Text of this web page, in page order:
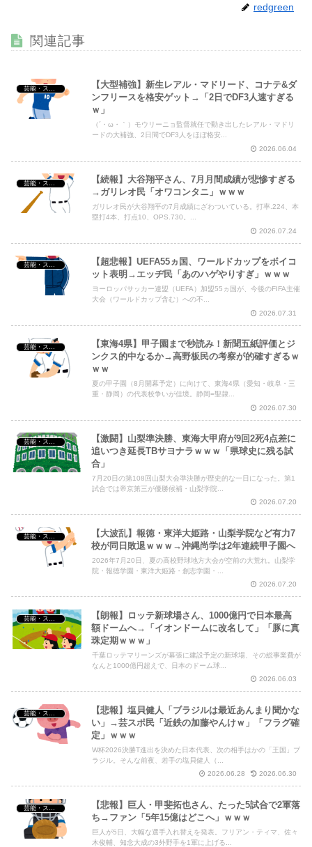
【画像】 アイナジエンドさん、お尻が性的すぎた件ｗｗｗ
【画像】 本田紗来さん、とうとうお姉ちゃんより巨乳化し
てしまうｗｗｗｗｗｗ NEW!
Powered by livedoor 相互RSS
redgreen
関連記事
【大型補強】新生レアル・マドリード、コナテ&ダ
ンフリースを格安ゲット→「2日でDF3人速すぎる
ｗ」
（´・ω・｀）モウリーニョ監督就任で動き出したレアル・マドリ
ードの大補強、2日間でDF3人をほぼ格安...
2026.06.04
【続報】大谷翔平さん、7月月間成績が悲惨すぎる
→ガリレオ民「オワコンタニ」ｗｗｗ
ガリレオ民が大谷翔平の7月成績にざわついている。打率.224、本
塁打4本、打点10、OPS.730。...
2026.07.24
芸能・スポーツ・Youtuber
【超悲報】UEFA55ヵ国、ワールドカップをボイコ
ット表明→エッヂ民「あのハゲやりすぎ」ｗｗｗ
ヨーロッパサッカー連盟（UEFA）加盟55ヵ国が、今後のFIFA主催
大会（ワールドカップ含む）への不...
2026.07.31
芸能・スポーツ・Youtuber
【東海4県】甲子園まで秒読み！新聞五紙評価とジ
ンクス的中なるか→高野板民の考察が的確すぎるｗ
ｗｗ
夏の甲子園（8月開幕予定）に向けて、東海4県（愛知・岐阜・三
重・静岡）の代表校争いが佳境。静岡=聖隷...
2026.07.30
芸能・スポーツ・Youtuber
【激闘】山梨準決勝、東海大甲府が9回2死4点差に
追いつき延長TBサヨナラｗｗｗ「県球史に残る試
合」
7月20日の第108回山梨大会準決勝が歴史的な一日になった。第1
試合では帝京第三が優勝候補・山梨学院...
2026.07.20
芸能・スポーツ・Youtuber
【大波乱】報徳・東洋大姫路・山梨学院など有力7
校が同日敗退ｗｗｗ→沖縄尚学は2年連続甲子園へ
2026年7月20日、夏の高校野球地方大会が空前の大荒れ。山梨学
院・報徳学園・東洋大姫路・創志学園・...
2026.07.20
芸能・スポーツ・Youtuber
【朗報】ロッテ新球場さん、1000億円で日本最高
額ドームへ→「イオンドームに改名して」「豚に真
珠定期ｗｗｗ」
千葉ロッテマリーンズが幕張に建設予定の新球場、その総事業費が
なんと1000億円超えで、日本のドーム球...
2026.06.03
芸能・スポーツ・Youtuber
【悲報】塩貝健人「ブラジルは最近あんまり聞かな
い」→芸スポ民「近鉄の加藤やんけｗ」「フラグ確
定」ｗｗｗ
W杯2026決勝T進出を決めた日本代表、次の相手はかの「王国」ブ
ラジル。そんな前夜、若手の塩貝健人（...
2026.06.28
2026.06.30
【悲報】巨人・甲斐拓也さん、たった5試合で2軍落
ち→ファン「5年15億はどこへ」ｗｗｗ
巨人が5日、大幅な選手入れ替えを発表。フリアン・ティマ、佐々
木俊輔、知念大成の3外野手を1軍に上げる...